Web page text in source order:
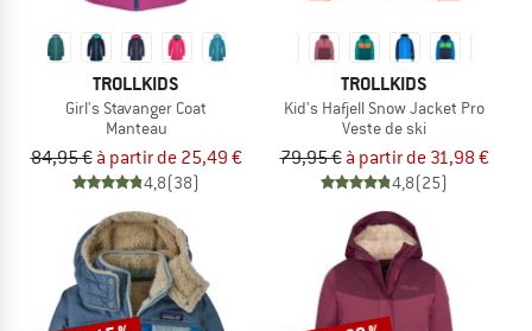
TROLLKIDS
Girl's Stavanger Coat
Manteau
84,95 € à partir de 25,49 €
4,8(38)
TROLLKIDS
Kid's Hafjell Snow Jacket Pro
Veste de ski
79,95 € à partir de 31,98 €
4,8(25)